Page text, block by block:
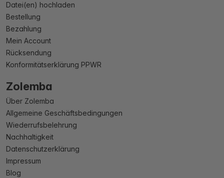
Datei(en) hochladen
Bestellung
Bezahlung
Mein Account
Rücksendung
Konformitätserklärung PPWR
Zolemba
Über Zolemba
Allgemeine Geschäftsbedingungen
Wiederrufsbelehrung
Nachhaltigkeit
Datenschutzerklärung
Impressum
Blog